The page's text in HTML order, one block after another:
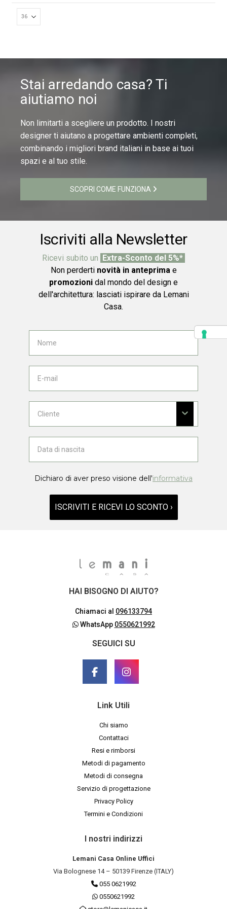
Stai arredando casa? Ti
aiutiamo noi
Non limitarti a scegliere un prodotto. I nostri
designer ti aiutano a progettare ambienti completi,
combinando i migliori brand italiani in base ai tuoi
spazi e al tuo stile.
SCOPRI COME FUNZIONA
Iscriviti alla Newsletter
Ricevi subito un Extra-Sconto del 5%*
Non perderti novità in anteprima e
promozioni dal mondo del design e
dell'architettura: lasciati ispirare da Lemani
Casa.
Dichiaro di aver preso visione dell'informativa
ISCRIVITI E RICEVI LO SCONTO ›
HAI BISOGNO DI AIUTO?
Chiamaci al 096133794
WhatsApp 0550621992
SEGUICI SU
Link Utili
Chi siamo
Contattaci
Resi e rimborsi
Metodi di pagamento
Metodi di consegna
Servizio di progettazione
Privacy Policy
Termini e Condizioni
I nostri indirizzi
Lemani Casa Online Uffici
Via Bolognese 14 – 50139 Firenze (ITALY)
055 0621992
0550621992